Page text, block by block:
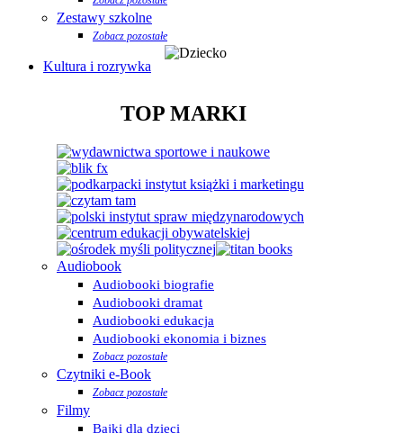
Zestawy szkolne
Zobacz pozostałe
Kultura i rozrywka
TOP MARKI
Audiobook
Audiobooki biografie
Audiobooki dramat
Audiobooki edukacja
Audiobooki ekonomia i biznes
Zobacz pozostałe
Czytniki e-Book
Zobacz pozostałe
Filmy
Bajki dla dzieci